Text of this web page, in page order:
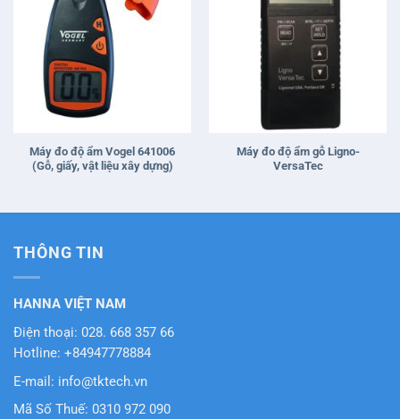
Máy đo độ ẩm Vogel 641006
(Gỗ, giấy, vật liệu xây dựng)
Máy đo độ ẩm gỗ Ligno-
VersaTec
THÔNG TIN
HANNA VIỆT NAM
Điện thoại: 028. 668 357 66
Hotline: +84947778884
E-mail: info@tktech.vn
Mã Số Thuế: 0310 972 090